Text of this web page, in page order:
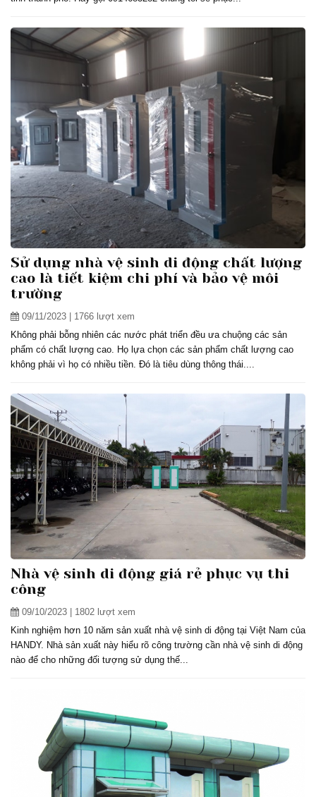
Sử dụng nhà vệ sinh di động chất lượng
cao là tiết kiệm chi phí và bảo vệ môi
trường
09/11/2023 | 1766 lượt xem
Không phải bỗng nhiên các nước phát triển đều ưa chuộng các sản
phẩm có chất lượng cao. Họ lựa chọn các sản phẩm chất lượng cao
không phải vì họ có nhiều tiền. Đó là tiêu dùng thông thái....
Nhà vệ sinh di động giá rẻ phục vụ thi
công
09/10/2023 | 1802 lượt xem
Kinh nghiệm hơn 10 năm sản xuất nhà vệ sinh di động tại Việt Nam của
HANDY. Nhà sản xuất này hiểu rõ công trường cần nhà vệ sinh di động
nào để cho những đối tượng sử dụng thế...